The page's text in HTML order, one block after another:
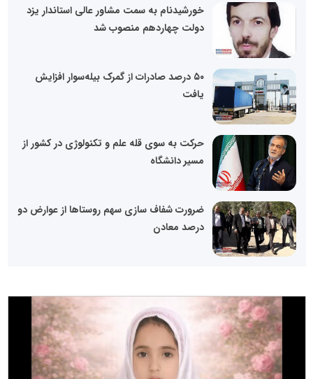
خورشیدنام به سمت مشاور عالی استاندار یزد
دولت چهاردهم منصوب شد
۵۰ درصد صادرات از گمرک بیله‌سوار افزایش
یافت
حرکت به سوی قله علم و تکنولوژی در کشور از
مسیر دانشگاه
ضرورت شفاف سازی سهم روستا‌ها از عوارض دو
درصد معادن